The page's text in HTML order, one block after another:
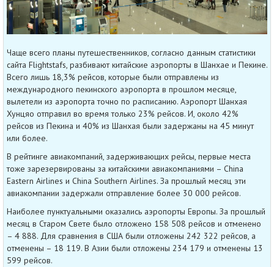
Чаще всего планы путешественников, согласно данным статистики
сайта Flightstafs, разбивают китайские аэропорты в Шанхае и Пекине.
Всего лишь 18,3% рейсов, которые были отправлены из
международного пекинского аэропорта в прошлом месяце,
вылетели из аэропорта точно по расписанию. Аэропорт Шанхая
Хунцяо отправил во время только 23% рейсов. И, около 42%
рейсов из Пекина и 40% из Шанхая были задержаны на 45 минут
или более.
В рейтинге авиакомпаний, задерживающих рейсы, первые места
тоже зарезервированы за китайскими авиакомпаниями – China
Eastern Airlines и China Southern Airlines. За прошлый месяц эти
авиакомпании задержали отправление более 30 000 рейсов.
Наиболее пунктуальными оказались аэропорты Европы. За прошлый
месяц в Старом Свете было отложено 158 508 рейсов и отменено
– 4 888. Для сравнения в США были отложены 242 322 рейсов, а
отменены – 18 119. В Азии были отложены 234 179 и отменены 13
599 рейсов.